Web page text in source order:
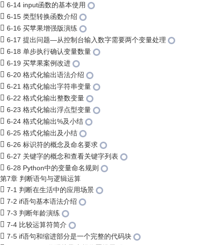
6-14 input函数的基本使用
6-15 类型转换函数介绍
6-16 买苹果增强版演练
6-17 提出问题—从控制台输入数字需要两个变量处理
6-18 单步执行确认变量数量
6-19 买苹果案例改进
6-20 格式化输出语法介绍
6-21 格式化输出字符串变量
6-22 格式化输出整数变量
6-23 格式化输出浮点型变量
6-24 格式化输出%及小结
6-25 格式化输出及小结
6-26 标识符的概念及命名要求
6-27 关键字的概念和查看关键字列表
6-28 Python中的变量命名规则
第7章 判断语句与逻辑运算
7-1 判断在生活中的应用场景
7-2 if语句基本语法介绍
7-3 判断年龄演练
7-4 比较运算符简介
7-5 if语句和缩进部分是一个完整的代码块